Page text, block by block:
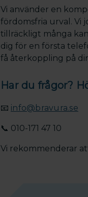
Vi använder en
fördomsfria urval. Vi
tillräckligt många
dig för en första
få återkoppling på
Har du frågor?
📧 info@bravura.se
📞 010-171 47 10
Vi rekommenderar